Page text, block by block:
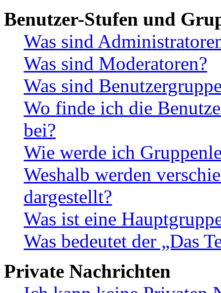
Benutzer-Stufen und
Was sind
Was sind Moderatoren?
Was sind
Wo finde ich die
bei?
Wie werde ich
Weshalb werden
dargestellt?
Was ist eine
Was bedeutet der „Das
Private Nachrichten